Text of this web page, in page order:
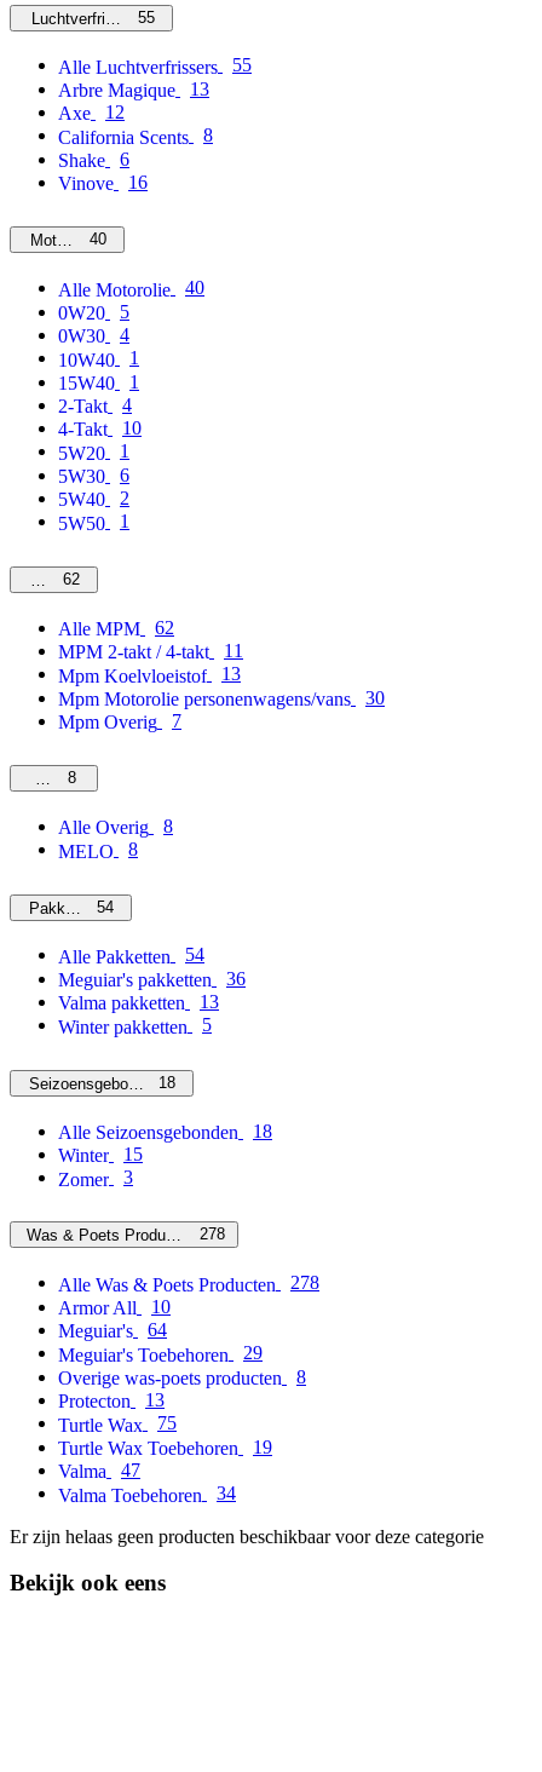
Luchtverfrissers55
Alle Luchtverfrissers
55
Arbre Magique
13
Axe
12
California Scents
8
Shake
6
Vinove
16
Motorolie40
Alle Motorolie
40
0W20
5
0W30
4
10W40
1
15W40
1
2-Takt
4
4-Takt
10
5W20
1
5W30
6
5W40
2
5W50
1
MPM62
Alle MPM
62
MPM 2-takt / 4-takt
11
Mpm Koelvloeistof
13
Mpm Motorolie personenwagens/vans
30
Mpm Overig
7
Overig
8
Alle Overig
8
MELO
8
Pakketten54
Alle Pakketten
54
Meguiar's pakketten
36
Valma pakketten
13
Winter pakketten
5
Seizoensgebonden18
Alle Seizoensgebonden
18
Winter
15
Zomer
3
Was & Poets Producten 278
Alle Was & Poets Producten
278
Armor All
10
Meguiar's
64
Meguiar's Toebehoren
29
Overige was-poets producten
8
Protecton
13
Turtle Wax
75
Turtle Wax Toebehoren
19
Valma
47
Valma Toebehoren
34
Er zijn helaas geen producten beschikbaar voor deze categorie
Bekijk ook eens